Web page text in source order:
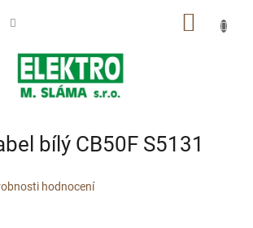
bílý CB50F S5131
hodnocení